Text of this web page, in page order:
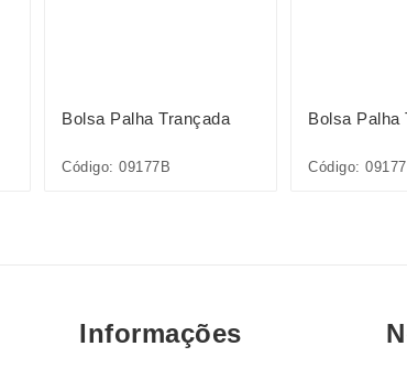
Bolsa Palha Trançada
Código: 09177B
Bolsa Palha
Código:
Informações